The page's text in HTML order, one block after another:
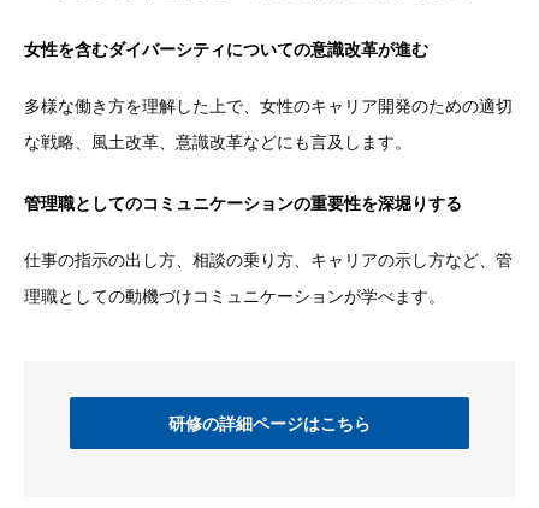
女性を含むダイバーシティについての意識改革が進む
多様な働き方を理解した上で、女性のキャリア開発のための適切
な戦略、風土改革、意識改革などにも言及します。
管理職としてのコミュニケーションの重要性を深堀りする
仕事の指示の出し方、相談の乗り方、キャリアの示し方など、管
理職としての動機づけコミュニケーションが学べます。
研修の詳細ページはこちら